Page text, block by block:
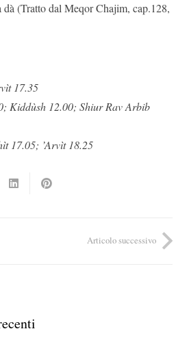
(Tratto dal Meqor Chajim, cap.128,
17.35
Kiddùsh 12.00; Shiur Rav Arbib
17.05; ’Arvìt 18.25
Articolo successivo